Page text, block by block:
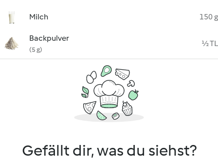
Milch 150 g
Backpulver
(5 g)
½ TL
Gefällt dir, was du siehst?